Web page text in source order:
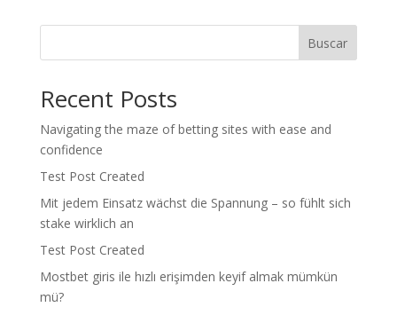
Buscar
Recent Posts
Navigating the maze of betting sites with ease and
confidence
Test Post Created
Mit jedem Einsatz wächst die Spannung – so fühlt sich
stake wirklich an
Test Post Created
Mostbet giris ile hızlı erişimden keyif almak mümkün
mü?